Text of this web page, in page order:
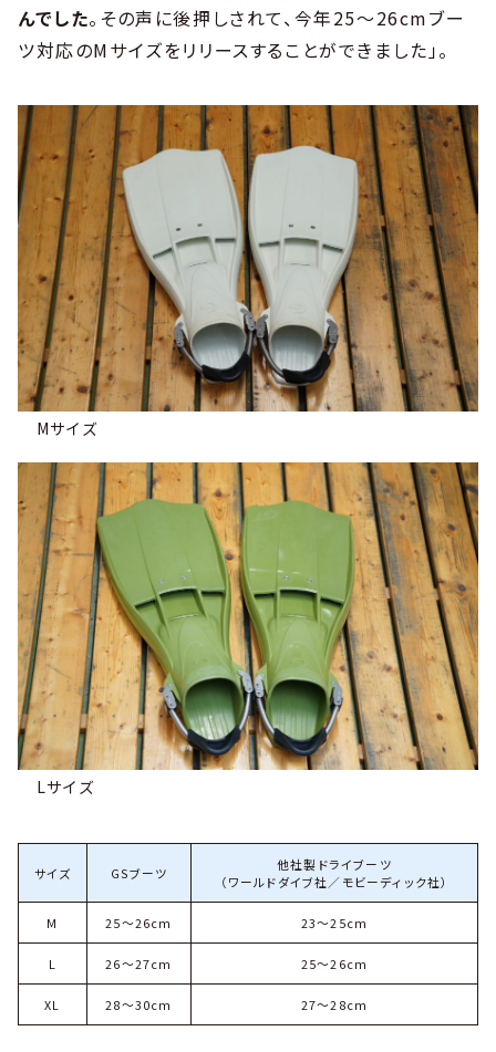
んでした。その声に後押しされて、今年25〜26cmブー
ツ対応のMサイズをリリースすることができました」。
Mサイズ
Lサイズ
サイズ GSブーツ
他社製ドライブーツ
（ワールドダイブ社／モビーディック社）
M 25～26cm 23～25cm
L 26～27cm 25～26cm
XL 28～30cm 27～28cm